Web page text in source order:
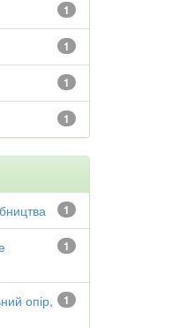
1
1
1
1
1
1
1
опір,